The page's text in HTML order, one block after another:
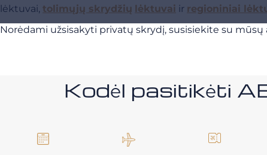
lėktuvai, tolimųjų skrydžių lėktuvai ir regioniniai
Norėdami užsisakyti privatų skrydį, susisiekite su
Kodėl pasitikėti